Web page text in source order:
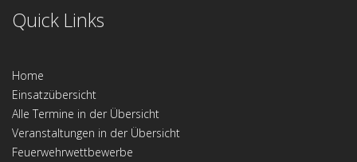
Quick Links
Home
Einsatzübersicht
Alle Termine in der Übersicht
Veranstaltungen in der Übersicht
Feuerwehrwettbewerbe